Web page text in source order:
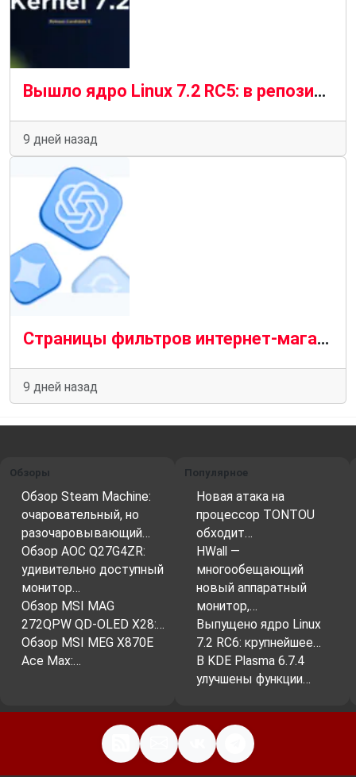
Вышло ядро ​​Linux 7.2 RC5: в репозиторий вошло масштабное обновление.
9 дней назад
Страницы фильтров интернет-магазина: генератор бесконечных дублей или источник трафика
9 дней назад
Обзоры
Обзор Steam Machine:
очаровательный, но
разочаровывающий…
Обзор AOC Q27G4ZR:
удивительно доступный
монитор…
Обзор MSI MAG
272QPW QD-OLED X28:…
Обзор MSI MEG X870E
Ace Max:…
Популярное
Новая атака на
процессор TONTOU
обходит…
HWall —
многообещающий
новый аппаратный
монитор,…
Выпущено ядро Linux
7.2 RC6: крупнейшее…
В KDE Plasma 6.7.4
улучшены функции…